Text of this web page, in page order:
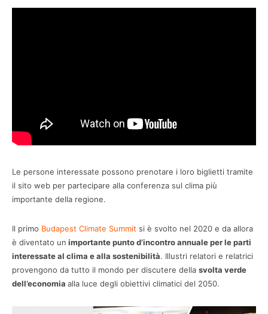
Le persone interessate possono prenotare i loro biglietti tramite
il sito web per partecipare alla conferenza sul clima più
importante della regione.
Il primo Budapest Climate Summit si è svolto nel 2020 e da allora
è diventato un importante punto d’incontro annuale per le parti
interessate al clima e alla sostenibilità. Illustri relatori e relatrici
provengono da tutto il mondo per discutere della svolta verde
dell’economia alla luce degli obiettivi climatici del 2050.